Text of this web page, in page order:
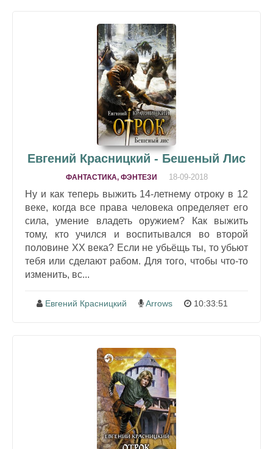
Евгений Красницкий - Бешеный Лис
ФАНТАСТИКА, ФЭНТЕЗИ 18-09-2018
Ну и как теперь выжить 14-летнему отроку в 12
веке, когда все права человека определяет его
сила, умение владеть оружием? Как выжить
тому, кто учился и воспитывался во второй
половине ХХ века? Если не убьёщь ты, то убьют
тебя или сделают рабом. Для того, чтобы что-то
изменить, вс...
Евгений Красницкий Arrows 10:33:51